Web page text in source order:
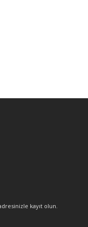
kayıt olun.